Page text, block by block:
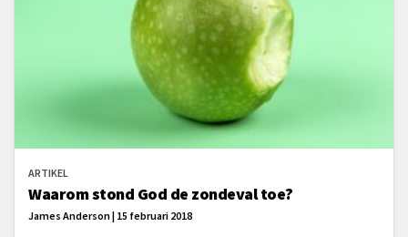
ARTIKEL
Waarom stond God de zondeval toe?
James Anderson | 15 februari 2018